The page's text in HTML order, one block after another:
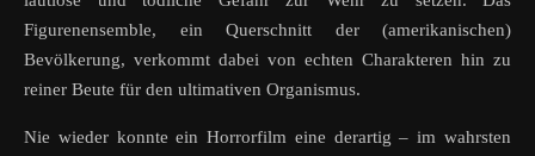
Figurenensemble, ein Querschnitt der (amerikanischen)
Bevölkerung, verkommt dabei von echten Charakteren hin zu
reiner Beute für den ultimativen Organismus.
Nie wieder konnte ein Horrorfilm eine derartig – im wahrsten